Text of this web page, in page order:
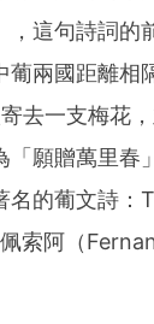
這句詩詞的
葡兩國距離
去一支梅花
願贈萬里春
名的葡文詩
索阿（